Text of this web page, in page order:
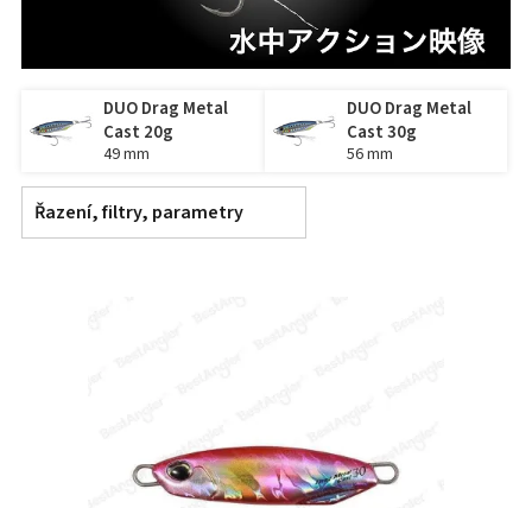
DUO Drag Metal
Cast 20g
49 mm
DUO Drag Metal
Cast 30g
56 mm
Řazení, filtry, parametry